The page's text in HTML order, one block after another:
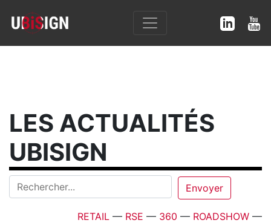
LES ACTUALITÉS
UBISIGN
RETAIL — RSE — 360 — ROADSHOW —